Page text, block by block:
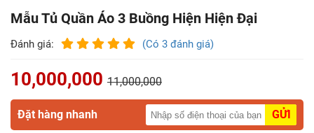
Gỗ
Sofa
Gỗ
Mẫu Tủ Quần Áo 3 Buồng Hiện Hiện Đại
Đánh giá: (Có 3 đánh giá)
10,000,000 11,000,000
Đặt hàng nhanh GỬI